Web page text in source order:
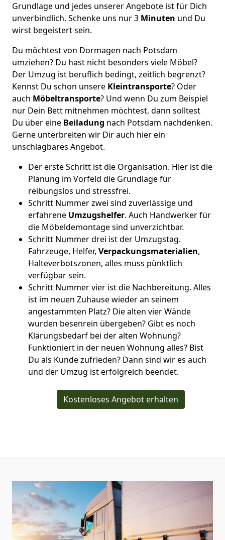
Grundlage und jedes unserer Angebote ist für Dich
unverbindlich. Schenke uns nur 3 Minuten und Du
wirst begeistert sein.
Du möchtest von Dormagen nach Potsdam
umziehen? Du hast nicht besonders viele Möbel?
Der Umzug ist beruflich bedingt, zeitlich begrenzt?
Kennst Du schon unsere Kleintransporte? Oder
auch Möbeltransporte? Und wenn Du zum Beispiel
nur Dein Bett mitnehmen möchtest, dann solltest
Du über eine Beiladung nach Potsdam nachdenken.
Gerne unterbreiten wir Dir auch hier ein
unschlagbares Angebot.
Der erste Schritt ist die Organisation. Hier ist die
Planung im Vorfeld die Grundlage für
reibungslos und stressfrei.
Schritt Nummer zwei sind zuverlässige und
erfahrene Umzugshelfer. Auch Handwerker für
die Möbeldemontage sind unverzichtbar.
Schritt Nummer drei ist der Umzugstag.
Fahrzeuge, Helfer, Verpackungsmaterialien,
Halteverbotszonen, alles muss pünktlich
verfügbar sein.
Schritt Nummer vier ist die Nachbereitung. Alles
ist im neuen Zuhause wieder an seinem
angestammten Platz? Die alten vier Wände
wurden besenrein übergeben? Gibt es noch
Klärungsbedarf bei der alten Wohnung?
Funktioniert in der neuen Wohnung alles? Bist
Du als Kunde zufrieden? Dann sind wir es auch
und der Umzug ist erfolgreich beendet.
Kostenloses Angebot erhalten